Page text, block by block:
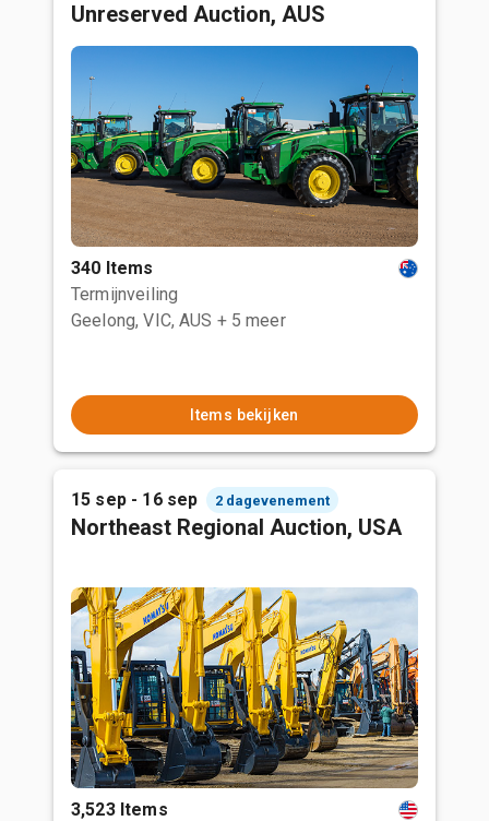
Unreserved Auction, AUS
340 Items
Termijnveiling
Geelong, VIC, AUS + 5 meer
Items bekijken
15 sep - 16 sep 2 dagevenement
Northeast Regional Auction, USA
3,523 Items